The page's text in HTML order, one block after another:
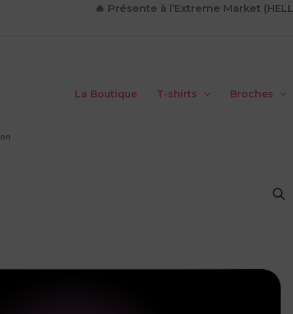
Présente à l’Extreme Market
La Boutique T-shirts Broches